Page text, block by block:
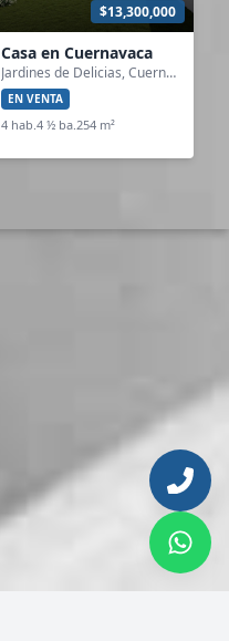
$13,300,000
Casa en Cuernavaca
Jardines de Delicias, Cuernavaca, Morelos
EN VENTA
4 hab. 4 ½ ba. 254 m²